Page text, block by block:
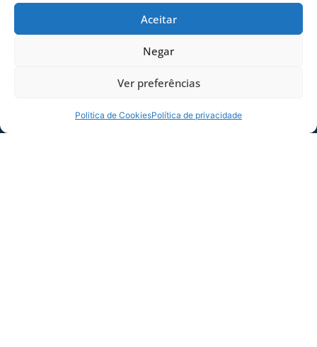
Aceitar
Negar
Ver preferências
Politica de CookiesPolítica de privacidade
marketing e ativar este conteúdo